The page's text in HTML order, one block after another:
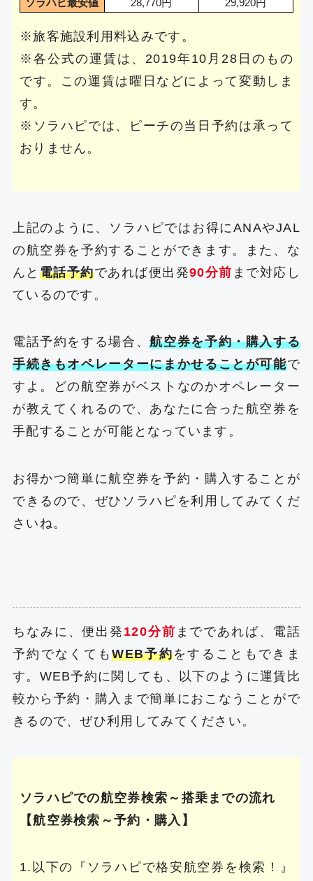
ソラハピ最安値 28,770円 29,920円
※旅客施設利用料込みです。
※各公式の運賃は、2019年10月28日のもの
です。この運賃は曜日などによって変動しま
す。
※ソラハピでは、ピーチの当日予約は承って
おりません。
上記のように、ソラハピではお得にANAやJAL
の航空券を予約することができます。また、な
んと 電話予約であれば便出発90分前 まで対応し
ているのです。
電話予約をする場合、航空券を予約・購入する
手続きもオペレーターにまかせることが可能で
すよ。どの航空券がベストなのかオペレーター
が教えてくれるので、あなたに合った航空券を
手配することが可能となっています。
お得かつ簡単に航空券を予約・購入することが
できるので、ぜひソラハピを利用してみてくだ
さいね。
ちなみに、便出発 120分前 までであれば、電話
予約でなくてもWEB予約をすることもできま
す。WEB予約に関しても、以下のように運賃比
較から予約・購入まで簡単におこなうことがで
きるので、ぜひ利用してみてください。
ソラハピでの航空券検索～搭乗までの流れ
【航空券検索～予約・購入】
1.以下の『ソラハピで格安航空券を検索！』